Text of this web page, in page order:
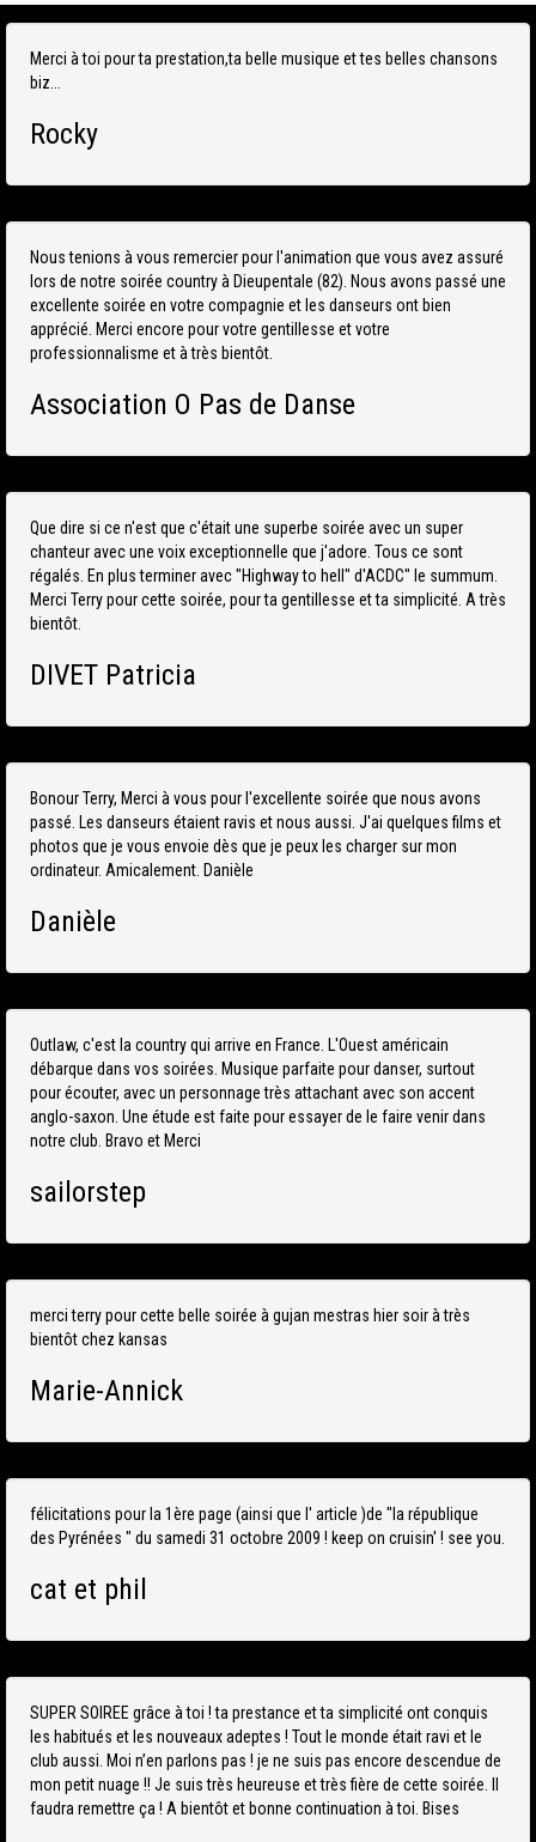
Merci à toi pour ta prestation,ta belle musique et tes belles chansons
biz...
Rocky
Nous tenions à vous remercier pour l'animation que vous avez assuré
lors de notre soirée country à Dieupentale (82). Nous avons passé une
excellente soirée en votre compagnie et les danseurs ont bien
apprécié. Merci encore pour votre gentillesse et votre
professionnalisme et à très bientôt.
Association O Pas de Danse
Que dire si ce n'est que c'était une superbe soirée avec un super
chanteur avec une voix exceptionnelle que j'adore. Tous ce sont
régalés. En plus terminer avec "Highway to hell" d'ACDC" le summum.
Merci Terry pour cette soirée, pour ta gentillesse et ta simplicité. A très
bientôt.
DIVET Patricia
Bonour Terry, Merci à vous pour l'excellente soirée que nous avons
passé. Les danseurs étaient ravis et nous aussi. J'ai quelques films et
photos que je vous envoie dès que je peux les charger sur mon
ordinateur. Amicalement. Danièle
Danièle
Outlaw, c'est la country qui arrive en France. L'Ouest américain
débarque dans vos soirées. Musique parfaite pour danser, surtout
pour écouter, avec un personnage très attachant avec son accent
anglo-saxon. Une étude est faite pour essayer de le faire venir dans
notre club. Bravo et Merci
sailorstep
merci terry pour cette belle soirée à gujan mestras hier soir à très
bientôt chez kansas
Marie-Annick
félicitations pour la 1ère page (ainsi que l' article )de "la république
des Pyrénées " du samedi 31 octobre 2009 ! keep on cruisin' ! see you.
cat et phil
SUPER SOIREE grâce à toi ! ta prestance et ta simplicité ont conquis
les habitués et les nouveaux adeptes ! Tout le monde était ravi et le
club aussi. Moi n’en parlons pas ! je ne suis pas encore descendue de
mon petit nuage !! Je suis très heureuse et très fière de cette soirée. Il
faudra remettre ça ! A bientôt et bonne continuation à toi. Bises